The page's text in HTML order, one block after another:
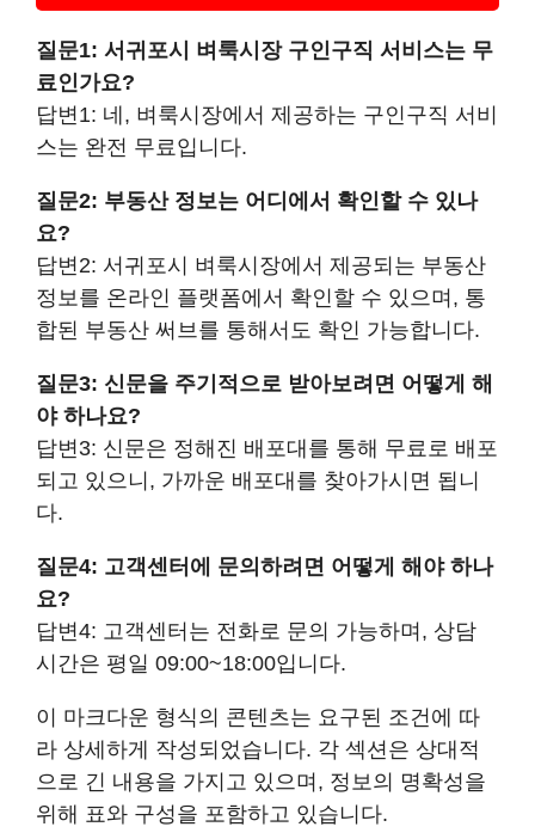
질문1: 서귀포시 벼룩시장 구인구직 서비스는 무
료인가요?
답변1: 네, 벼룩시장에서 제공하는 구인구직 서비
스는 완전 무료입니다.
질문2: 부동산 정보는 어디에서 확인할 수 있나
요?
답변2: 서귀포시 벼룩시장에서 제공되는 부동산
정보를 온라인 플랫폼에서 확인할 수 있으며, 통
합된 부동산 써브를 통해서도 확인 가능합니다.
질문3: 신문을 주기적으로 받아보려면 어떻게 해
야 하나요?
답변3: 신문은 정해진 배포대를 통해 무료로 배포
되고 있으니, 가까운 배포대를 찾아가시면 됩니
다.
질문4: 고객센터에 문의하려면 어떻게 해야 하나
요?
답변4: 고객센터는 전화로 문의 가능하며, 상담
시간은 평일 09:00~18:00입니다.
이 마크다운 형식의 콘텐츠는 요구된 조건에 따
라 상세하게 작성되었습니다. 각 섹션은 상대적
으로 긴 내용을 가지고 있으며, 정보의 명확성을
위해 표와 구성을 포함하고 있습니다.